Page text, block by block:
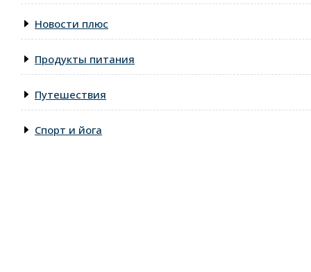
Новости плюс
Продукты питания
Путешествия
Спорт и йога